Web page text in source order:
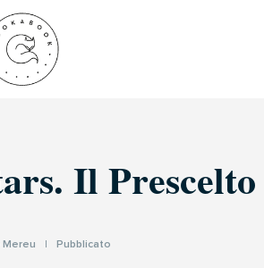
Il Prescelto
Mereu Pubblicato